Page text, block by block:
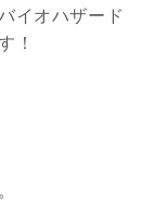
イオハザード
！